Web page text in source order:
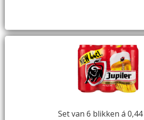
Set van 6 blikken á